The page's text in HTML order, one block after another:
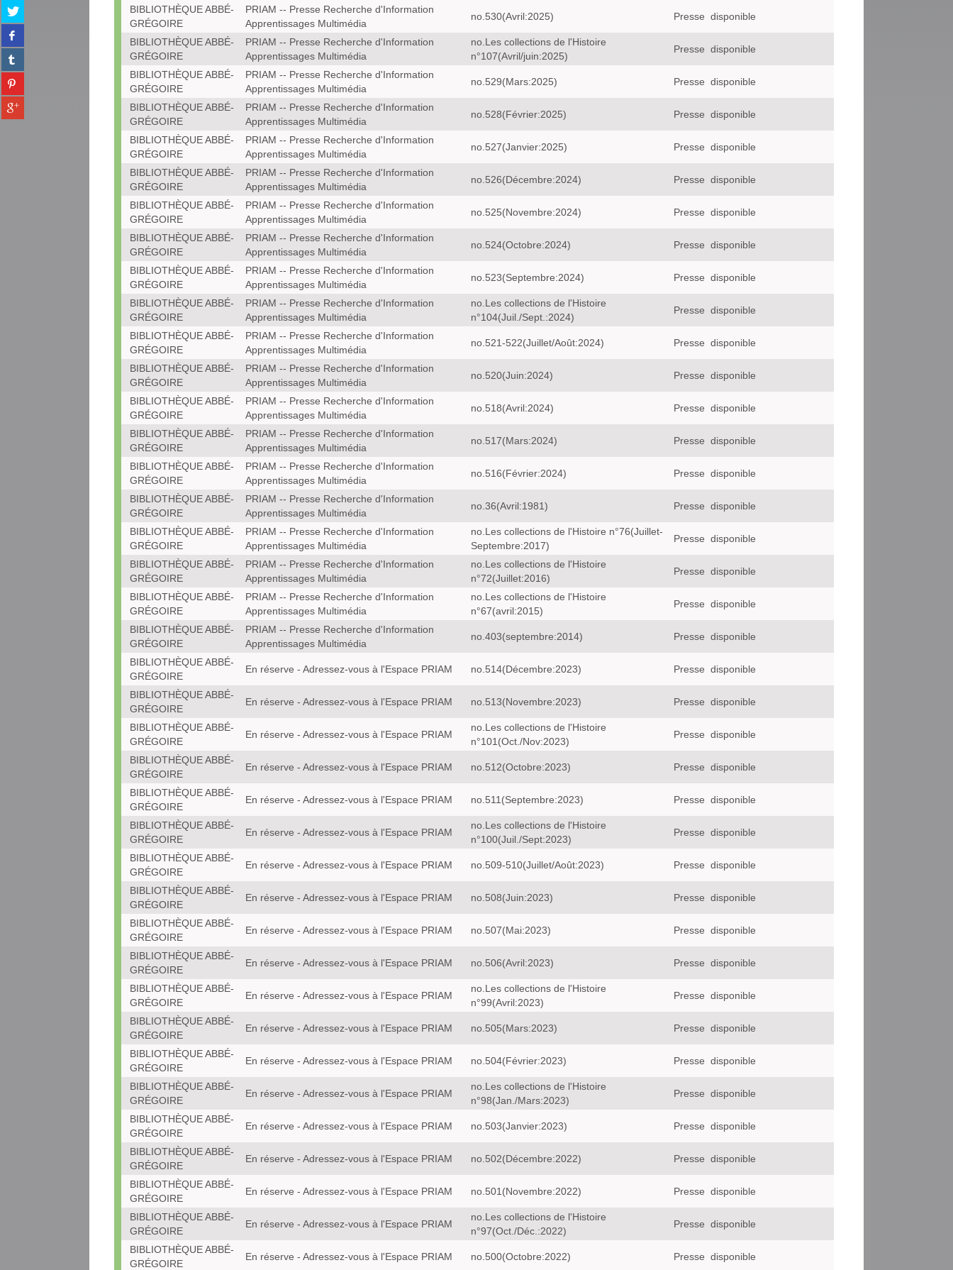
Partager
sur
twitter
(Nouvelle
fenêtre)
Partager
sur
facebook
(Nouvelle
fenêtre)
Partager
sur
tumblr
(Nouvelle
fenêtre)
Partager
sur
pinterest
(Nouvelle
Partager
sur
BIBLIOTHÈQUE ABBÉ-
GRÉGOIRE
PRIAM -- Presse Recherche d'Information
Apprentissages Multimédia
no.530(Avril:2025) Presse disponible
BIBLIOTHÈQUE ABBÉ-
GRÉGOIRE
PRIAM -- Presse Recherche d'Information
Apprentissages Multimédia
no.Les collections de l'Histoire
n°107(Avril/juin:2025)
Presse disponible
BIBLIOTHÈQUE ABBÉ-
GRÉGOIRE
PRIAM -- Presse Recherche d'Information
Apprentissages Multimédia
no.529(Mars:2025) Presse disponible
BIBLIOTHÈQUE ABBÉ-
GRÉGOIRE
PRIAM -- Presse Recherche d'Information
Apprentissages Multimédia
no.528(Février:2025) Presse disponible
BIBLIOTHÈQUE ABBÉ-
GRÉGOIRE
PRIAM -- Presse Recherche d'Information
Apprentissages Multimédia
no.527(Janvier:2025) Presse disponible
BIBLIOTHÈQUE ABBÉ-
GRÉGOIRE
PRIAM -- Presse Recherche d'Information
Apprentissages Multimédia
no.526(Décembre:2024) Presse disponible
BIBLIOTHÈQUE ABBÉ-
GRÉGOIRE
PRIAM -- Presse Recherche d'Information
Apprentissages Multimédia
no.525(Novembre:2024) Presse disponible
BIBLIOTHÈQUE ABBÉ-
GRÉGOIRE
PRIAM -- Presse Recherche d'Information
Apprentissages Multimédia
no.524(Octobre:2024) Presse disponible
BIBLIOTHÈQUE ABBÉ-
GRÉGOIRE
PRIAM -- Presse Recherche d'Information
Apprentissages Multimédia
no.523(Septembre:2024) Presse disponible
BIBLIOTHÈQUE ABBÉ-
GRÉGOIRE
PRIAM -- Presse Recherche d'Information
Apprentissages Multimédia
no.Les collections de l'Histoire
n°104(Juil./Sept.:2024)
Presse disponible
BIBLIOTHÈQUE ABBÉ-
GRÉGOIRE
PRIAM -- Presse Recherche d'Information
Apprentissages Multimédia
no.521-522(Juillet/Août:2024) Presse disponible
BIBLIOTHÈQUE ABBÉ-
GRÉGOIRE
PRIAM -- Presse Recherche d'Information
Apprentissages Multimédia
no.520(Juin:2024) Presse disponible
BIBLIOTHÈQUE ABBÉ-
GRÉGOIRE
PRIAM -- Presse Recherche d'Information
Apprentissages Multimédia
no.518(Avril:2024) Presse disponible
BIBLIOTHÈQUE ABBÉ-
GRÉGOIRE
PRIAM -- Presse Recherche d'Information
Apprentissages Multimédia
no.517(Mars:2024) Presse disponible
BIBLIOTHÈQUE ABBÉ-
GRÉGOIRE
PRIAM -- Presse Recherche d'Information
Apprentissages Multimédia
no.516(Février:2024) Presse disponible
BIBLIOTHÈQUE ABBÉ-
GRÉGOIRE
PRIAM -- Presse Recherche d'Information
Apprentissages Multimédia
no.36(Avril:1981) Presse disponible
BIBLIOTHÈQUE ABBÉ-
GRÉGOIRE
PRIAM -- Presse Recherche d'Information
Apprentissages Multimédia
no.Les collections de l'Histoire n°76(Juillet-
Septembre:2017)
Presse disponible
BIBLIOTHÈQUE ABBÉ-
GRÉGOIRE
PRIAM -- Presse Recherche d'Information
Apprentissages Multimédia
no.Les collections de l'Histoire
n°72(Juillet:2016)
Presse disponible
BIBLIOTHÈQUE ABBÉ-
GRÉGOIRE
PRIAM -- Presse Recherche d'Information
Apprentissages Multimédia
no.Les collections de l'Histoire
n°67(avril:2015)
Presse disponible
BIBLIOTHÈQUE ABBÉ-
GRÉGOIRE
PRIAM -- Presse Recherche d'Information
Apprentissages Multimédia
no.403(septembre:2014) Presse disponible
BIBLIOTHÈQUE ABBÉ-
GRÉGOIRE
En réserve - Adressez-vous à l'Espace PRIAM no.514(Décembre:2023) Presse disponible
BIBLIOTHÈQUE ABBÉ-
GRÉGOIRE
En réserve - Adressez-vous à l'Espace PRIAM no.513(Novembre:2023) Presse disponible
BIBLIOTHÈQUE ABBÉ-
GRÉGOIRE
En réserve - Adressez-vous à l'Espace PRIAM
no.Les collections de l'Histoire
n°101(Oct./Nov:2023)
Presse disponible
BIBLIOTHÈQUE ABBÉ-
GRÉGOIRE
En réserve - Adressez-vous à l'Espace PRIAM no.512(Octobre:2023) Presse disponible
BIBLIOTHÈQUE ABBÉ-
GRÉGOIRE
En réserve - Adressez-vous à l'Espace PRIAM no.511(Septembre:2023) Presse disponible
BIBLIOTHÈQUE ABBÉ-
GRÉGOIRE
En réserve - Adressez-vous à l'Espace PRIAM
no.Les collections de l'Histoire
n°100(Juil./Sept:2023)
Presse disponible
BIBLIOTHÈQUE ABBÉ-
GRÉGOIRE
En réserve - Adressez-vous à l'Espace PRIAM no.509-510(Juillet/Août:2023) Presse disponible
BIBLIOTHÈQUE ABBÉ-
GRÉGOIRE
En réserve - Adressez-vous à l'Espace PRIAM no.508(Juin:2023) Presse disponible
BIBLIOTHÈQUE ABBÉ-
GRÉGOIRE
En réserve - Adressez-vous à l'Espace PRIAM no.507(Mai:2023) Presse disponible
BIBLIOTHÈQUE ABBÉ-
GRÉGOIRE
En réserve - Adressez-vous à l'Espace PRIAM no.506(Avril:2023) Presse disponible
BIBLIOTHÈQUE ABBÉ-
GRÉGOIRE
En réserve - Adressez-vous à l'Espace PRIAM
no.Les collections de l'Histoire
n°99(Avril:2023)
Presse disponible
BIBLIOTHÈQUE ABBÉ-
GRÉGOIRE
En réserve - Adressez-vous à l'Espace PRIAM no.505(Mars:2023) Presse disponible
BIBLIOTHÈQUE ABBÉ-
GRÉGOIRE
En réserve - Adressez-vous à l'Espace PRIAM no.504(Février:2023) Presse disponible
BIBLIOTHÈQUE ABBÉ-
GRÉGOIRE
En réserve - Adressez-vous à l'Espace PRIAM
no.Les collections de l'Histoire
n°98(Jan./Mars:2023)
Presse disponible
BIBLIOTHÈQUE ABBÉ-
GRÉGOIRE
En réserve - Adressez-vous à l'Espace PRIAM no.503(Janvier:2023) Presse disponible
BIBLIOTHÈQUE ABBÉ-
GRÉGOIRE
En réserve - Adressez-vous à l'Espace PRIAM no.502(Décembre:2022) Presse disponible
BIBLIOTHÈQUE ABBÉ-
GRÉGOIRE
En réserve - Adressez-vous à l'Espace PRIAM no.501(Novembre:2022) Presse disponible
BIBLIOTHÈQUE ABBÉ-
GRÉGOIRE
En réserve - Adressez-vous à l'Espace PRIAM
no.Les collections de l'Histoire
n°97(Oct./Déc.:2022)
Presse disponible
BIBLIOTHÈQUE ABBÉ-
GRÉGOIRE
En réserve - Adressez-vous à l'Espace PRIAM no.500(Octobre:2022) Presse disponible